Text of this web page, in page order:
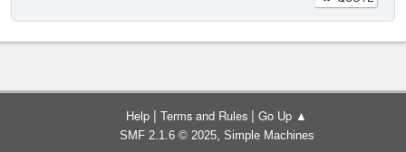
Help | Terms and Rules | Go Up ▲
SMF 2.1.6 © 2025, Simple Machines